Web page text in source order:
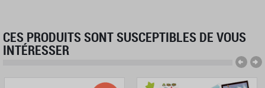
CES PRODUITS SONT SUSCEPTIBLES DE VOUS
INTÉRESSER